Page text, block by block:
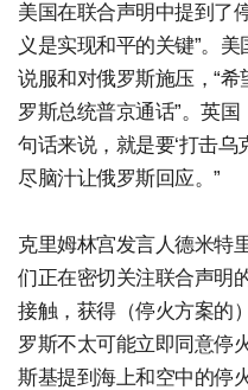
美国在联合声明中提到了
义是实现和平的关键”。
说服和对俄罗斯施压，“
罗斯总统普京通话”。英
句话来说，就是要‘打击
尽脑汁让俄罗斯回应。”
克里姆林宫发言人德米特
们正在密切关注联合声明
接触，获得（停火方案的
罗斯不太可能立即同意停
斯基提到海上和空中的停